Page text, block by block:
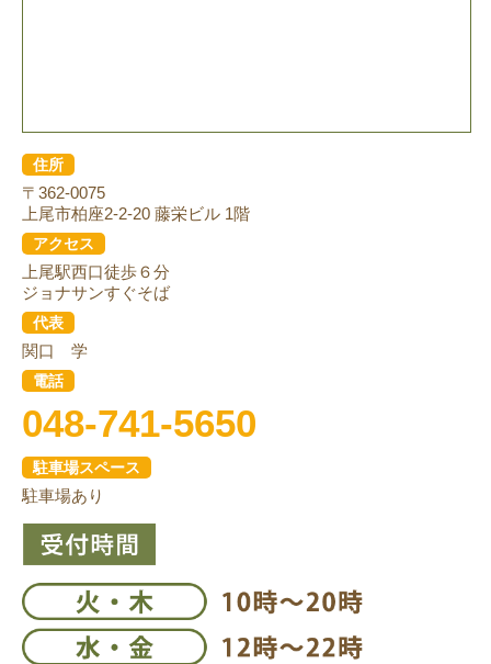
住所
〒362-0075
上尾市柏座2-2-20 藤栄ビル 1階
アクセス
上尾駅西口徒歩６分
ジョナサンすぐそば
代表
関口 学
電話
048-741-5650
駐車場スペース
駐車場あり